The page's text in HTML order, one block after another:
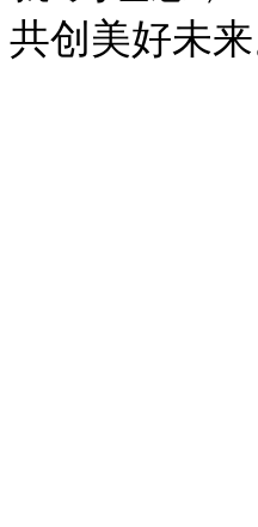
共创美好未来